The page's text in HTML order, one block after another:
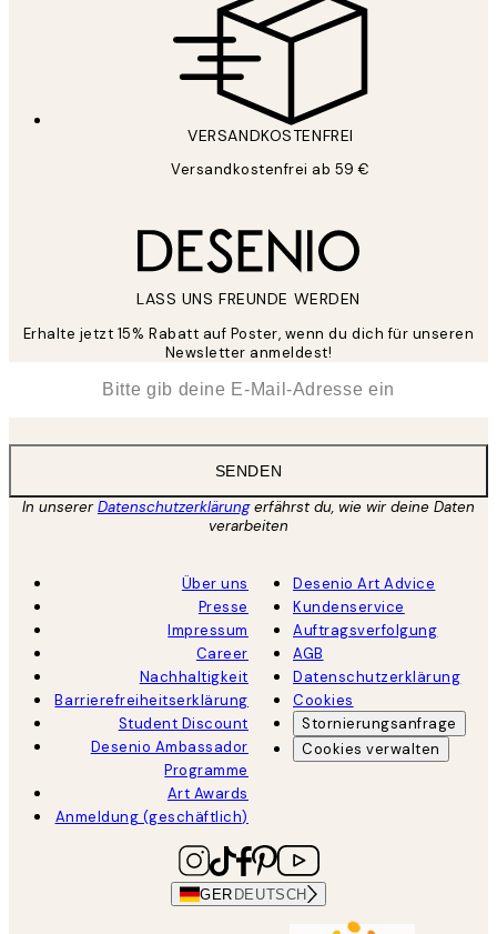
VERSANDKOSTENFREI
Versandkostenfrei ab 59 €
LASS UNS FREUNDE WERDEN
Erhalte jetzt 15% Rabatt auf Poster, wenn du dich für unseren
Newsletter anmeldest!
SENDEN
In unsererDatenschutzerklärungerfährst du, wie wir deine Daten
verarbeiten
Über uns
Presse
Impressum
Career
Nachhaltigkeit
Barrierefreiheitserklärung
Student Discount
Desenio Ambassador
Programme
Art Awards
Anmeldung (geschäftlich)
Desenio Art Advice
Kundenservice
Auftragsverfolgung
AGB
Datenschutzerklärung
Cookies
Stornierungsanfrage
Cookies verwalten
GER DEUTSCH